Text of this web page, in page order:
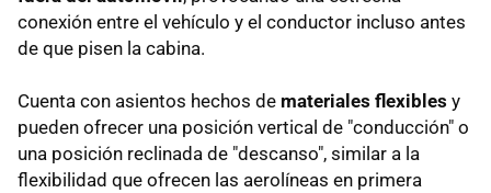
conexión entre el vehículo y el conductor incluso antes
de que pisen la cabina.
Cuenta con asientos hechos de materiales flexibles y
pueden ofrecer una posición vertical de "conducción" o
una posición reclinada de "descanso", similar a la
flexibilidad que ofrecen las aerolíneas en primera